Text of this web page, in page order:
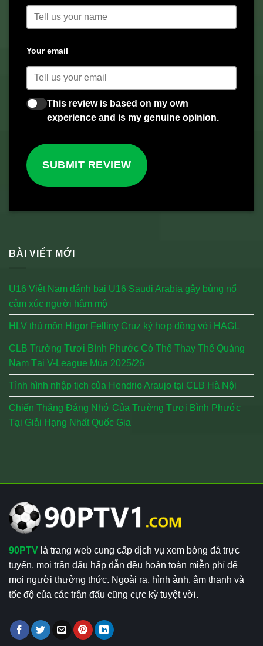
Your email
This review is based on my own
experience and is my genuine opinion.
SUBMIT REVIEW
BÀI VIẾT MỚI
U16 Việt Nam đánh bại U16 Saudi Arabia gây bùng nổ
cảm xúc người hâm mộ
HLV thủ môn Higor Felliny Cruz ký hợp đồng với HAGL
CLB Trường Tươi Bình Phước Có Thể Thay Thế Quảng
Nam Tại V-League Mùa 2025/26
Tình hình nhập tịch của Hendrio Araujo tại CLB Hà Nội
Chiến Thắng Đáng Nhớ Của Trường Tươi Bình Phước
Tại Giải Hạng Nhất Quốc Gia
90PTV là trang web cung cấp dịch vụ xem bóng đá trực
tuyến, mọi trận đấu hấp dẫn đều hoàn toàn miễn phí để
mọi người thưởng thức. Ngoài ra, hình ảnh, âm thanh và
tốc độ của các trận đấu cũng cực kỳ tuyệt vời.